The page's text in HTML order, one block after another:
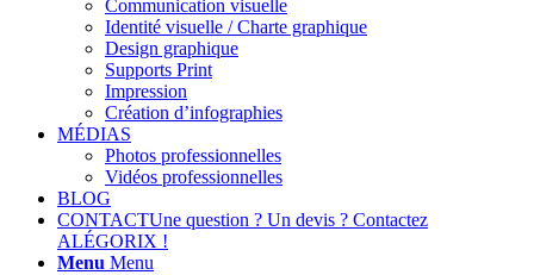
Communication visuelle
Identité visuelle / Charte graphique
Design graphique
Supports Print
Impression
Création d’infographies
MÉDIAS
Photos professionnelles
Vidéos professionnelles
BLOG
CONTACTUne question ? Un devis ? Contactez
ALÉGORIX !
Menu Menu